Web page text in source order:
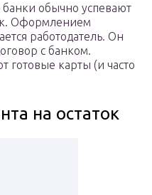
обычно успевают
Оформлением
работодатель. Он
с банком.
готовые карты (и часто
на остаток